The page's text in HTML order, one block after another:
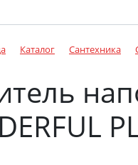
Каталог Сантехника